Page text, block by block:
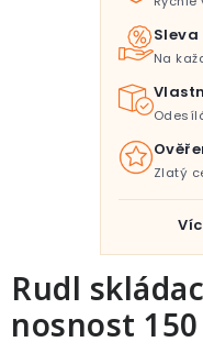
Rudl
nosnost
Sleva
Na
Zlatý